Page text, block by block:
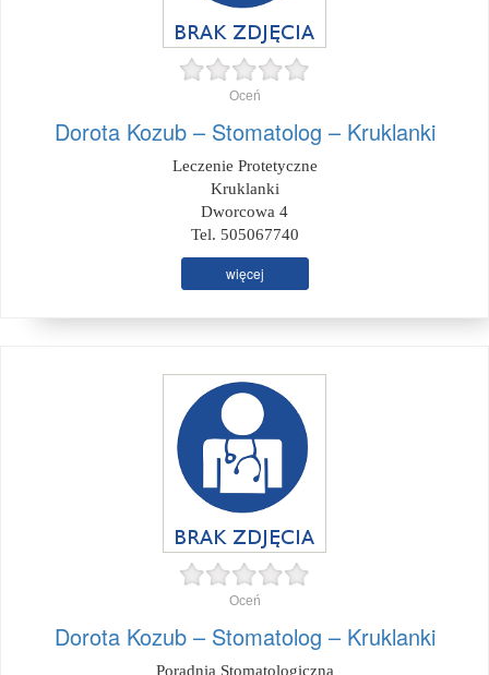
Oceń
Dorota Kozub – Stomatolog – Kruklanki
Leczenie Protetyczne
Kruklanki
Dworcowa 4
Tel. 505067740
więcej
Oceń
Dorota Kozub – Stomatolog – Kruklanki
Poradnia Stomatologiczna